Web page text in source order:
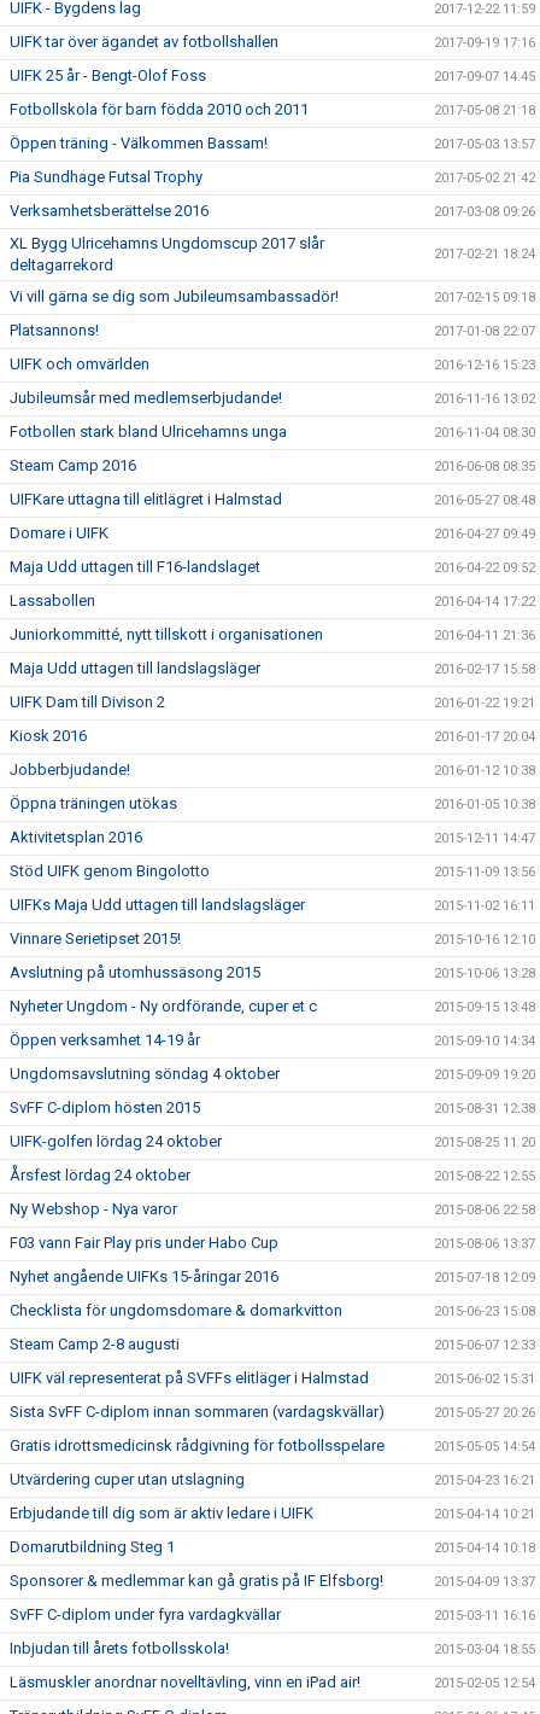
UIFK - Bygdens lag 2017-12-22 11:59
UIFK tar över ägandet av fotbollshallen 2017-09-19 17:16
UIFK 25 år - Bengt-Olof Foss 2017-09-07 14:45
Fotbollskola för barn födda 2010 och 2011 2017-05-08 21:18
Öppen träning - Välkommen Bassam! 2017-05-03 13:57
Pia Sundhage Futsal Trophy 2017-05-02 21:42
Verksamhetsberättelse 2016 2017-03-08 09:26
XL Bygg Ulricehamns Ungdomscup 2017 slår
deltagarrekord
2017-02-21 18:24
Vi vill gärna se dig som Jubileumsambassadör! 2017-02-15 09:18
Platsannons! 2017-01-08 22:07
UIFK och omvärlden 2016-12-16 15:23
Jubileumsår med medlemserbjudande! 2016-11-16 13:02
Fotbollen stark bland Ulricehamns unga 2016-11-04 08:30
Steam Camp 2016 2016-06-08 08:35
UIFKare uttagna till elitlägret i Halmstad 2016-05-27 08:48
Domare i UIFK 2016-04-27 09:49
Maja Udd uttagen till F16-landslaget 2016-04-22 09:52
Lassabollen 2016-04-14 17:22
Juniorkommitté, nytt tillskott i organisationen 2016-04-11 21:36
Maja Udd uttagen till landslagsläger 2016-02-17 15:58
UIFK Dam till Divison 2 2016-01-22 19:21
Kiosk 2016 2016-01-17 20:04
Jobberbjudande! 2016-01-12 10:38
Öppna träningen utökas 2016-01-05 10:38
Aktivitetsplan 2016 2015-12-11 14:47
Stöd UIFK genom Bingolotto 2015-11-09 13:56
UIFKs Maja Udd uttagen till landslagsläger 2015-11-02 16:11
Vinnare Serietipset 2015! 2015-10-16 12:10
Avslutning på utomhussäsong 2015 2015-10-06 13:28
Nyheter Ungdom - Ny ordförande, cuper et c 2015-09-15 13:48
Öppen verksamhet 14-19 år 2015-09-10 14:34
Ungdomsavslutning söndag 4 oktober 2015-09-09 19:20
SvFF C-diplom hösten 2015 2015-08-31 12:38
UIFK-golfen lördag 24 oktober 2015-08-25 11:20
Årsfest lördag 24 oktober 2015-08-22 12:55
Ny Webshop - Nya varor 2015-08-06 22:58
F03 vann Fair Play pris under Habo Cup 2015-08-06 13:37
Nyhet angående UIFKs 15-åringar 2016 2015-07-18 12:09
Checklista för ungdomsdomare & domarkvitton 2015-06-23 15:08
Steam Camp 2-8 augusti 2015-06-07 12:33
UIFK väl representerat på SVFFs elitläger i Halmstad 2015-06-02 15:31
Sista SvFF C-diplom innan sommaren (vardagskvällar) 2015-05-27 20:26
Gratis idrottsmedicinsk rådgivning för fotbollsspelare 2015-05-05 14:54
Utvärdering cuper utan utslagning 2015-04-23 16:21
Erbjudande till dig som är aktiv ledare i UIFK 2015-04-14 10:21
Domarutbildning Steg 1 2015-04-14 10:18
Sponsorer & medlemmar kan gå gratis på IF Elfsborg! 2015-04-09 13:37
SvFF C-diplom under fyra vardagkvällar 2015-03-11 16:16
Inbjudan till årets fotbollsskola! 2015-03-04 18:55
Läsmuskler anordnar novelltävling, vinn en iPad air! 2015-02-05 12:54